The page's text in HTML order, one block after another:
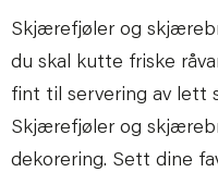
Skjærefjøler og
du skal kutte friske
fint til servering av lett
Skjærefjøler og
dekorering. Sett dine